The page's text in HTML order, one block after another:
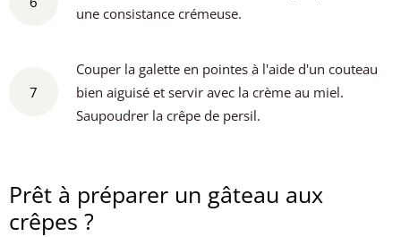
une consistance crémeuse.
7
Couper la galette en pointes à l'aide d'un couteau
bien aiguisé et servir avec la crème au miel.
Saupoudrer la crêpe de persil.
Prêt à préparer un gâteau aux
crêpes ?